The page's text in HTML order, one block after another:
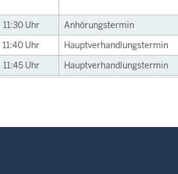
11:30 Uhr Anhörungstermin
11:40 Uhr Hauptverhandlungstermin
11:45 Uhr Hauptverhandlungstermin